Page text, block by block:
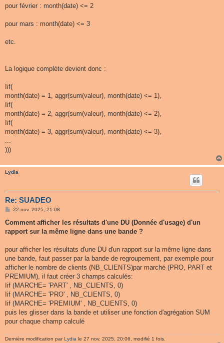
pour février : month(date) <= 2
pour mars : month(date) <= 3
etc.
La logique complète devient donc :
Iif(
month(date) = 1, aggr(sum(valeur), month(date) <= 1),
Iif(
month(date) = 2, aggr(sum(valeur), month(date) <= 2),
Iif(
month(date) = 3, aggr(sum(valeur), month(date) <= 3),
)))
Lydia
Re: SUADEO
M
s
a
22 nov. 2025, 21:08
Comment afficher les résultats d'une DU (Donnée d'usage) d'un
rapport sur la même ligne dans une bande ?
pour afficher les résultats d'une DU d'un rapport sur la même ligne dans
une bande, faut passer par la bande de regroupement, par exemple pour
afficher le nombre de clients (NB_CLIENTS)par marché (PRO, PART et
PREMIUM), il faut créer 3 champs calculés:
Iif (MARCHE= 'PART' , NB_CLIENTS, 0)
Iif (MARCHE= 'PRO' , NB_CLIENTS, 0)
Iif (MARCHE= 'PREMIUM' , NB_CLIENTS, 0)
puis les glisser dans la bande et utiliser une fonction d'agrégation SUM
pour chaque champ calculé
Dernière modification parLydia le 27 nov. 2025, 20:06, modifié 1 fois.